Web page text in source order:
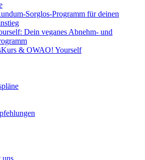
Sorglos-Programm für deinen
Dein veganes Abnehm- und
& OWAO! Yourself